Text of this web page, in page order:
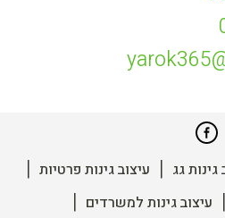
גינות גג
עיצוב גינות פרטיות
עיצוב גינות למשרדים